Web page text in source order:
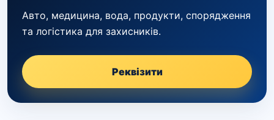
Авто, медицина, вода, продукти, спорядження
та логістика для захисників.
Реквізити